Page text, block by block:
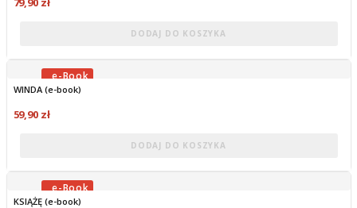
DODAJ DO KOSZYKA
OBECNIE BRAK NA STANIE
WINDA (e-book)
59,90 zł
DODAJ DO KOSZYKA
OBECNIE BRAK NA STANIE
KSIĄŻĘ (e-book)